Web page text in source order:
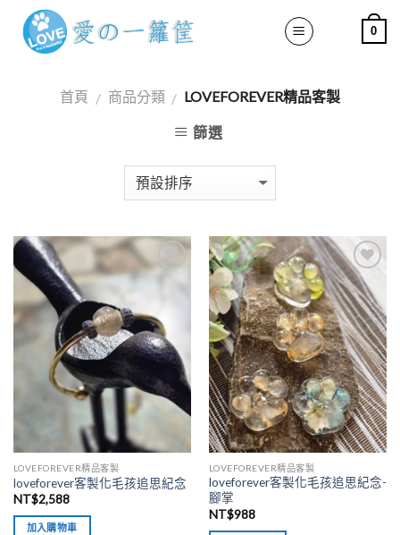
content
0
首頁 / 商品分類 / LOVEFOREVER精品客製
篩選
LOVEFOREVER精品客製
loveforever客製化毛孩追思紀念
NT$2,588
加入購物車
加入
「願
望清
單」
LOVEFOREVER精品客製
loveforever客製化毛孩追思紀念-
腳掌
NT$988